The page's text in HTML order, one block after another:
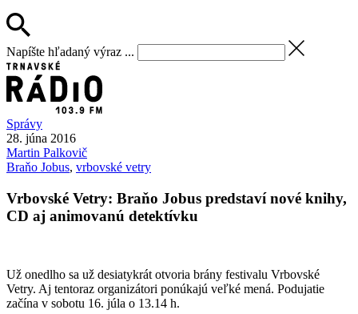
Napíšte hľadaný výraz ...
Správy
28. júna 2016
Martin Palkovič
Braňo Jobus, vrbovské vetry
Vrbovské Vetry: Braňo Jobus predstaví nové knihy,
CD aj animovanú detektívku
Už onedlho sa už desiatykrát otvoria brány festivalu Vrbovské
Vetry. Aj tentoraz organizátori ponúkajú veľké mená. Podujatie
začína v sobotu 16. júla o 13.14 h.